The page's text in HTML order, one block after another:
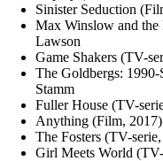
Sinister Seduction
Max Winslow and the
Lawson
Game Shakers (TV-
The Goldbergs:
Stamm
Fuller House (TV-
Anything (Film, 2017)
The Fosters (TV-
Girl Meets World